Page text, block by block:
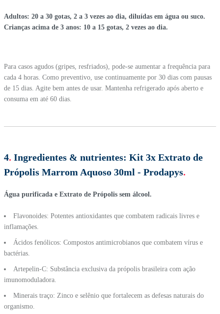
Adultos: 20 a 30 gotas, 2 a 3 vezes ao dia, diluídas em água ou suco.
Crianças acima de 3 anos: 10 a 15 gotas, 2 vezes ao dia.
Para casos agudos (gripes, resfriados), pode-se aumentar a frequência para
cada 4 horas. Como preventivo, use continuamente por 30 dias com pausas
de 15 dias. Agite bem antes de usar. Mantenha refrigerado após aberto e
consuma em até 60 dias.
4. Ingredientes & nutrientes: Kit 3x Extrato de
Própolis Marrom Aquoso 30ml - Prodapys.
Água purificada e Extrato de Própolis sem álcool.
Flavonoides: Potentes antioxidantes que combatem radicais livres e
inflamações.
Ácidos fenólicos: Compostos antimicrobianos que combatem vírus e
bactérias.
Artepelin-C: Substância exclusiva da própolis brasileira com ação
imunomoduladora.
Minerais traço: Zinco e selênio que fortalecem as defesas naturais do
organismo.